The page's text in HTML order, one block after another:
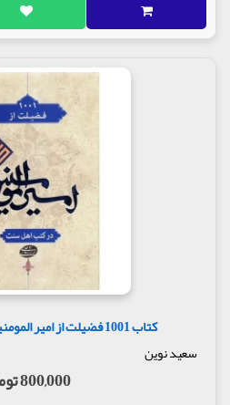
کتاب 1001 فضیلت از امیر المومنین در کتب اهل سنت
سعید نوین
800,000 تومان